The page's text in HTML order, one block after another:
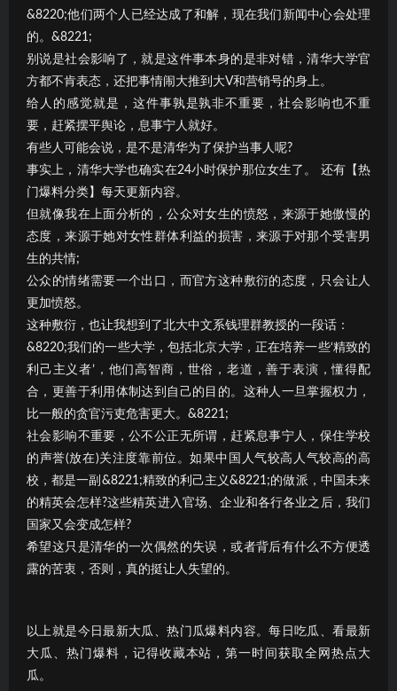
&8220;他们两个人已经达成了和解，现在我们新闻中心会处理
的。&8221;
别说是社会影响了，就是这件事本身的是非对错，清华大学官
方都不肯表态，还把事情闹大推到大V和营销号的身上。
给人的感觉就是，这件事孰是孰非不重要，社会影响也不重
要，赶紧摆平舆论，息事宁人就好。
有些人可能会说，是不是清华为了保护当事人呢?
事实上，清华大学也确实在24小时保护那位女生了。 还有【热
门爆料分类】每天更新内容。
但就像我在上面分析的，公众对女生的愤怒，来源于她傲慢的
态度，来源于她对女性群体利益的损害，来源于对那个受害男
生的共情;
公众的情绪需要一个出口，而官方这种敷衍的态度，只会让人
更加愤怒。
这种敷衍，也让我想到了北大中文系钱理群教授的一段话：
&8220;我们的一些大学，包括北京大学，正在培养一些‘精致的
利己主义者’，他们高智商，世俗，老道，善于表演，懂得配
合，更善于利用体制达到自己的目的。这种人一旦掌握权力，
比一般的贪官污吏危害更大。&8221;
社会影响不重要，公不公正无所谓，赶紧息事宁人，保住学校
的声誉(放在)关注度靠前位。如果中国人气较高人气较高的高
校，都是一副&8221;精致的利己主义&8221;的做派，中国未来
的精英会怎样?这些精英进入官场、企业和各行各业之后，我们
国家又会变成怎样?
希望这只是清华的一次偶然的失误，或者背后有什么不方便透
露的苦衷，否则，真的挺让人失望的。
以上就是今日最新大瓜、热门瓜爆料内容。每日吃瓜、看最新
大瓜、热门爆料，记得收藏本站，第一时间获取全网热点大
瓜。